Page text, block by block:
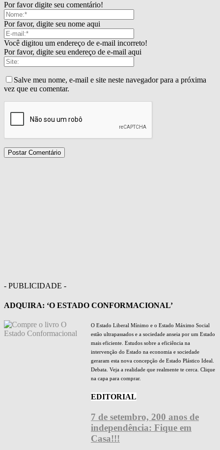
Por favor digite seu comentário!
Por favor, digite seu nome aqui
Você digitou um endereço de e-mail incorreto!
Por favor, digite seu endereço de e-mail aqui
Salve meu nome, e-mail e site neste navegador para a próxima
vez que eu comentar.
- PUBLICIDADE -
ADQUIRA: ‘O ESTADO CONFORMACIONAL’
O Estado Liberal Mínimo e o Estado Máximo Social
estão ultrapassados e a sociedade anseia por um Estado
mais eficiente. Estudos sobre a eficiência na
intervenção do Estado na economia e sociedade
geraram esta nova concepção de Estado Plástico Ideal.
Debata. Veja a realidade que realmente te cerca. Clique
na capa para comprar.
EDITORIAL
7 de setembro, 200 anos de
independência: Fique em
Casa!!!